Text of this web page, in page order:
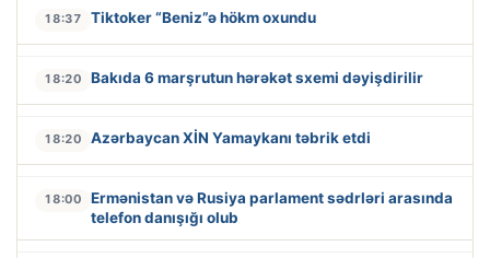
18:37 Tiktoker “Beniz”ə hökm oxundu
18:20 Bakıda 6 marşrutun hərəkət sxemi dəyişdirilir
18:20 Azərbaycan XİN Yamaykanı təbrik etdi
18:00
Ermənistan və Rusiya parlament sədrləri arasında
telefon danışığı olub